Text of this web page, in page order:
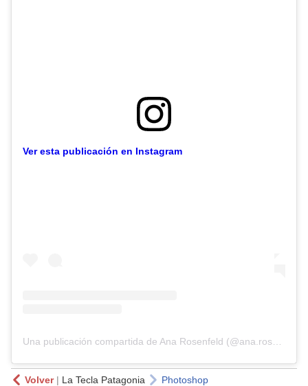
Ver esta publicación en Instagram
Volver| La Tecla Patagonia Photoshop